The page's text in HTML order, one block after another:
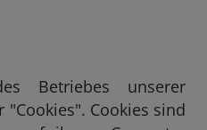
Betriebes unserer
Cookies sind